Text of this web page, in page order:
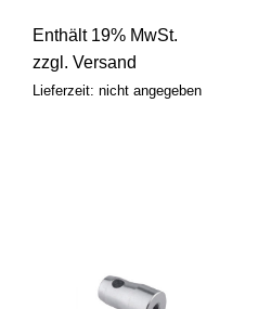
Enthält 19% MwSt.
zzgl. Versand
Lieferzeit: nicht angegeben